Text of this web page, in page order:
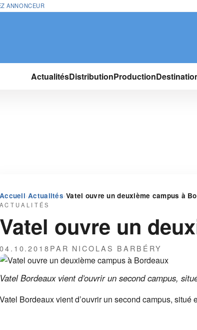
ANNONCEUR
ActualitésDistributionProduction
Accueil›Actualités›Vatel ouvre un deuxième campus à
ACTUALITÉS
Vatel ouvre un
04.10.2018PAR NICOLAS BARBÉRY
Vatel Bordeaux vient d’ouvrir un second campus,
Vatel Bordeaux vient d’ouvrir un second campus,